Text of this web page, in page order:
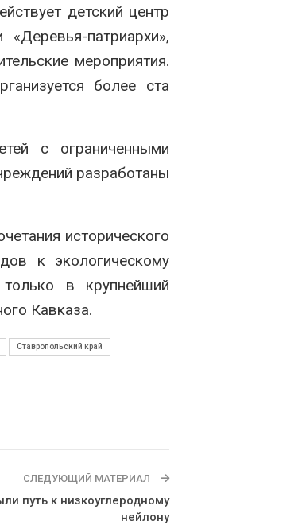
детский центр
патриархи»,
мероприятия.
более ста
с ограниченными
разработаны
исторического
к экологическому
в крупнейший
Кавказа.
Ставропольский край
СЛЕДУЮЩИЙ МАТЕРИАЛ
путь к низкоуглеродному
нейлону